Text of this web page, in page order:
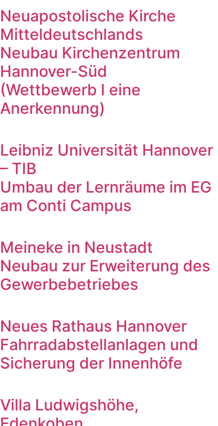
Neuapostolische Kirche
Mitteldeutschlands
Neubau Kirchenzentrum
Hannover-Süd
(Wettbewerb I eine
Anerkennung)
Leibniz Universität Hannover
– TIB
Umbau der Lernräume im EG
am Conti Campus
Meineke in Neustadt
Neubau zur Erweiterung des
Gewerbebetriebes
Neues Rathaus Hannover
Fahrradabstellanlagen und
Sicherung der Innenhöfe
Villa Ludwigshöhe,